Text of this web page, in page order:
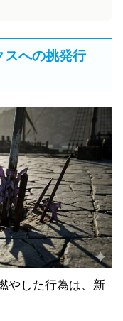
スへの挑発行
やした行為は、新